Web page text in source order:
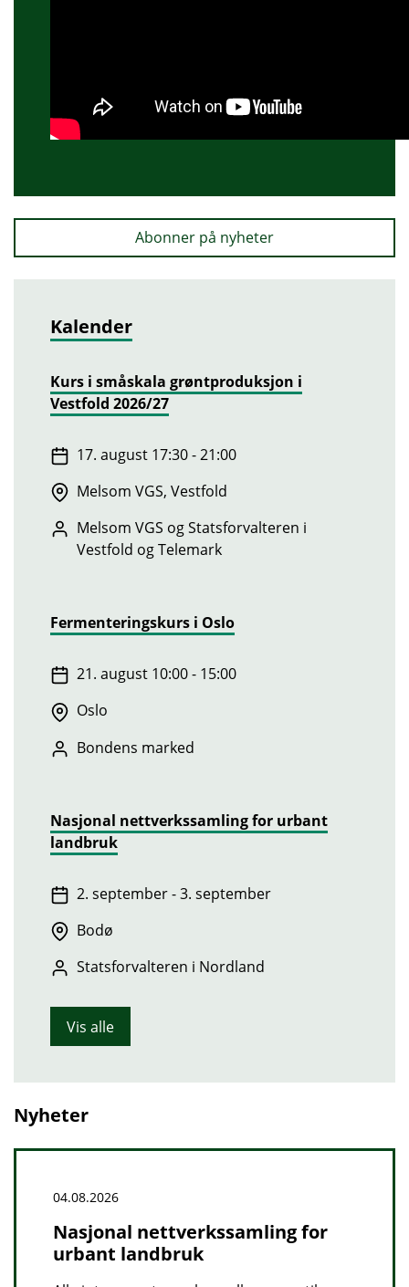
Abonner på nyheter
Kalender
Kurs i småskala grøntproduksjon i
Vestfold 2026/27
17. august 17:30 - 21:00
Melsom VGS, Vestfold
Melsom VGS og Statsforvalteren i
Vestfold og Telemark
Fermenteringskurs i Oslo
21. august 10:00 - 15:00
Oslo
Bondens marked
Nasjonal nettverkssamling for urbant
landbruk
2. september - 3. september
Bodø
Statsforvalteren i Nordland
Vis alle
Nyheter
04.08.2026
Nasjonal nettverkssamling for
urbant landbruk